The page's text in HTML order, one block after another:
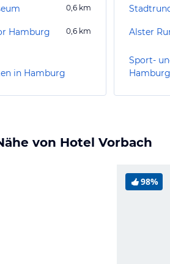
0,6 km
Hamburg 0,6 km
in Hamburg
Alster
Sport-
Hamburg
von Hotel Vorbach
98%